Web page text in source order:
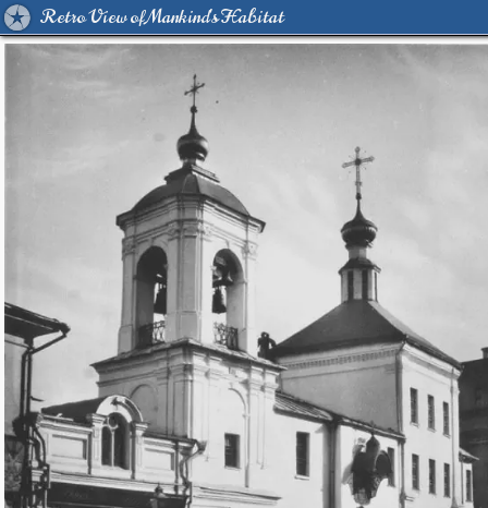
Retro View of Mankind's Habitat